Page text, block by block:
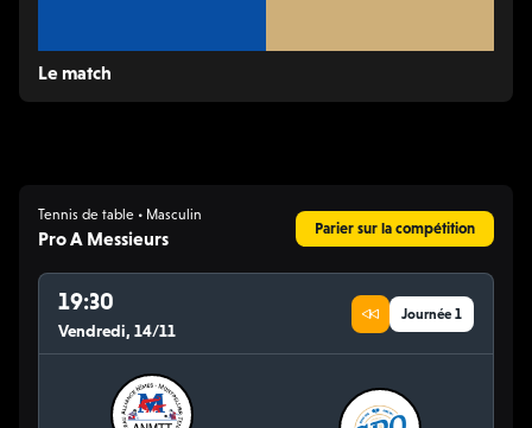
Le match
Tennis de table • Masculin
Pro A Messieurs Parier sur la compétition
19:30
Vendredi, 14/11
Journée 1